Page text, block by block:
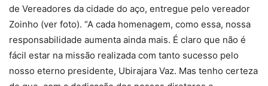
de Vereadores da cidade do aço, entregue pelo vereador
Zoinho (ver foto). “A cada homenagem, como essa, nossa
responsabilidade aumenta ainda mais. É claro que não é
fácil estar na missão realizada com tanto sucesso pelo
nosso eterno presidente, Ubirajara Vaz. Mas tenho certeza